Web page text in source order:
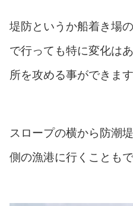
堤防というか船着き場
で行っても特に変化は
所を攻める事ができます
スロープの横から防潮
側の漁港に行くこともで